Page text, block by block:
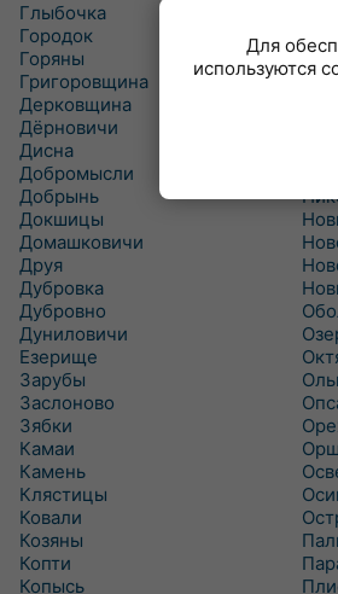
Глыбочка
Городок
Горяны
Григоровщина
Дерковщина
Дёрновичи
Дисна
Добромысли
Добрынь
Докшицы
Домашковичи
Друя
Дубровка
Дубровно
Дуниловичи
Езерище
Зарубы
Заслоново
Зябки
Камаи
Камень
Клястицы
Ковали
Козяны
Копти
Копысь
Для
используются